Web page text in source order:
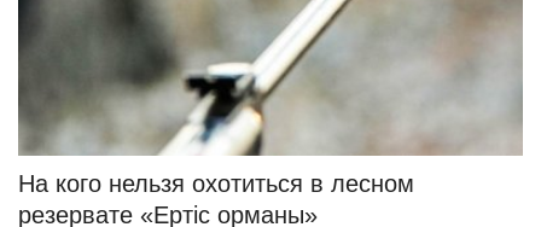
На кого нельзя охотиться в лесном
резервате «Ертiс орманы»